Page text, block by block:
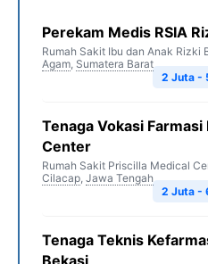
Perekam Medis RSIA
Rumah Sakit Ibu dan Anak Rizki
Agam, Sumatera Barat
2 Juta -
Tenaga Vokasi
Center
Rumah Sakit Priscilla Medical
Cilacap, Jawa Tengah
2 Juta -
Tenaga Teknis
Bekasi